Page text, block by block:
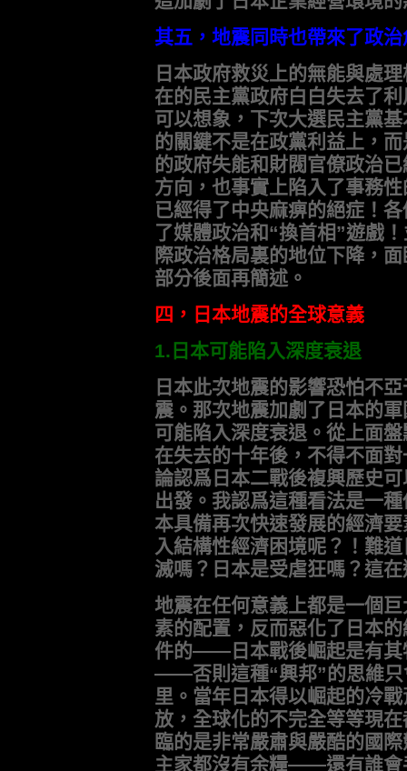
其五，地震同時也帶來了政
日本政府救災上的無能與處
在的民主黨政府白白失去了
可以想象，下次大選民主黨
的關鍵不是在政黨利益上，
的政府失能和財閥官僚政治
方向，也事實上陷入了事務
已經得了中央麻痹的絕症！
了媒體政治和“換首相”遊戲
際政治格局裏的地位下降，
部分後面再簡述。
四，日本地震的全球意義
1.日本可能陷入深度衰退
日本此次地震的影響恐怕不
震。那次地震加劇了日本的
可能陷入深度衰退。從上面
在失去的十年後，不得不面
論認爲日本二戰後複興歷史
出發。我認爲這種看法是一
本具備再次快速發展的經濟
入結構性經濟困境呢？！難
滅嗎？日本是受虐狂嗎？這
地震在任何意義上都是一個
素的配置，反而惡化了日本
件的——日本戰後崛起是有其
——否則這種“興邦”的思維只
里。當年日本得以崛起的冷
放，全球化的不完全等等現
臨的是非常嚴肅與嚴酷的國
主家都沒有余糧——還有誰會